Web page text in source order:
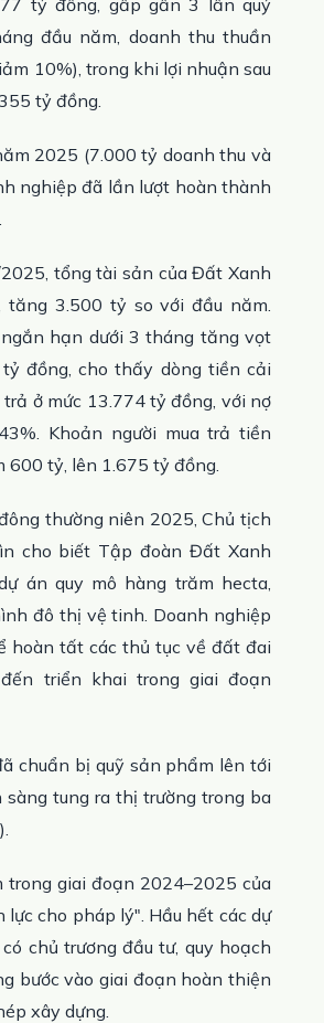
đầu năm, doanh thu thuần
10%), trong khi lợi nhuận sau
tỷ đồng.
2025 (7.000 tỷ doanh thu và
nghiệp đã lần lượt hoàn thành
tổng tài sản của Đất Xanh
3.500 tỷ so với đầu năm.
hạn dưới 3 tháng tăng vọt
đồng, cho thấy dòng tiền cải
ở mức 13.774 tỷ đồng, với nợ
Khoản người mua trả tiền
600 tỷ, lên 1.675 tỷ đồng.
thường niên 2025, Chủ tịch
cho biết Tập đoàn Đất Xanh
án quy mô hàng trăm hecta,
đô thị vệ tinh. Doanh nghiệp
hoàn tất các thủ tục về đất đai
triển khai trong giai đoạn
chuẩn bị quỹ sản phẩm lên tới
tung ra thị trường trong ba
trong giai đoạn 2024–2025 của
lực cho pháp lý". Hầu hết các dự
chủ trương đầu tư, quy hoạch
bước vào giai đoạn hoàn thiện
xây dựng.